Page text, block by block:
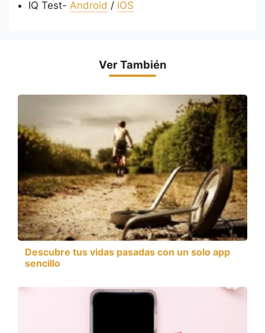
IQ Test- Android / IOS
Ver También
Descubre tus vidas pasadas con un solo app
sencillo